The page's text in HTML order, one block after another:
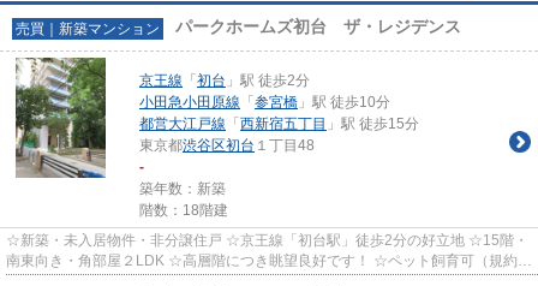
売買｜新築マンション パークホームズ初台 ザ・レジデンス
京王線 「 初台 」駅 徒歩2分
小田急小田原線 「 参宮橋 」駅 徒歩10分
都営大江戸線 「 西新宿五丁目 」駅 徒歩15分
東京都渋谷区初台 １丁目48
-
築年数：新築
階数：18階建
☆新築・未入居物件・非分譲住戸 ☆京王線「初台駅」徒歩2分の好立地 ☆15階・
南東向き・角部屋２LDK ☆高層階につき眺望良好です！ ☆ペット飼育可（規約に